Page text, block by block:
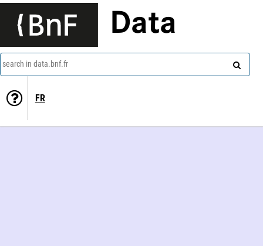
Data
search in data.bnf.fr
FR